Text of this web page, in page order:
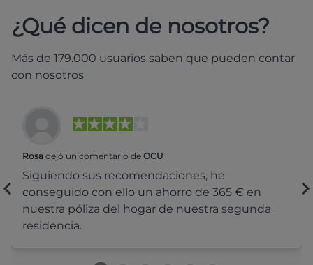
¿Qué dicen de nosotros?
Más de 179.000 usuarios saben que pueden contar
con nosotros
Rosa dejó un comentario de OCU
Siguiendo sus recomendaciones, he
conseguido con ello un ahorro de 365 € en
nuestra póliza del hogar de nuestra segunda
residencia.